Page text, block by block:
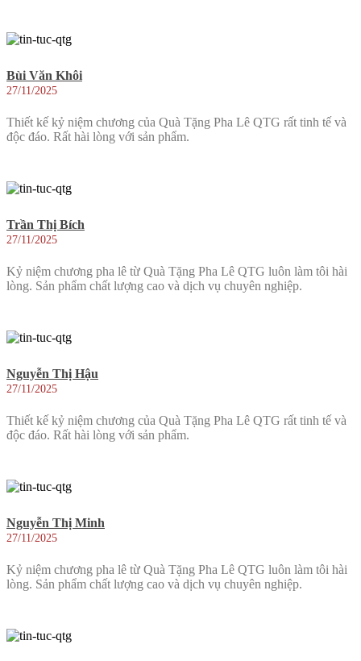
Bùi Văn Khôi
27/11/2025
Thiết kế kỷ niệm chương của Quà Tặng Pha Lê QTG rất tinh tế và
độc đáo. Rất hài lòng với sản phẩm.
Trần Thị Bích
27/11/2025
Kỷ niệm chương pha lê từ Quà Tặng Pha Lê QTG luôn làm tôi hài
lòng. Sản phẩm chất lượng cao và dịch vụ chuyên nghiệp.
Nguyễn Thị Hậu
27/11/2025
Thiết kế kỷ niệm chương của Quà Tặng Pha Lê QTG rất tinh tế và
độc đáo. Rất hài lòng với sản phẩm.
Nguyễn Thị Minh
27/11/2025
Kỷ niệm chương pha lê từ Quà Tặng Pha Lê QTG luôn làm tôi hài
lòng. Sản phẩm chất lượng cao và dịch vụ chuyên nghiệp.